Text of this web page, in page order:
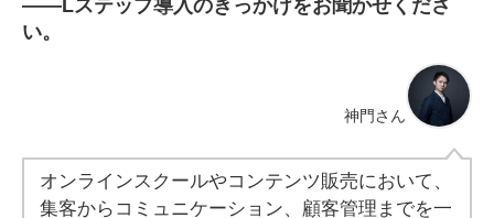
――Lステップ導入のきっかけをお聞かせくださ
い。
神門さん
オンラインスクールやコンテンツ販売において、
集客からコミュニケーション、顧客管理までを一